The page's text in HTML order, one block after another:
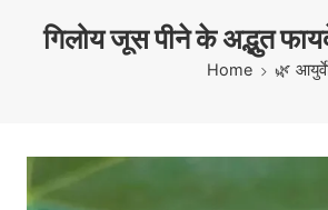
गिलोय जूस पीने के अद्भुत
Home 🌿